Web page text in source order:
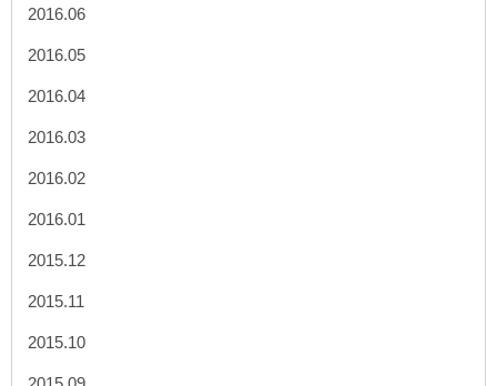
2016.06
2016.05
2016.04
2016.03
2016.02
2016.01
2015.12
2015.11
2015.10